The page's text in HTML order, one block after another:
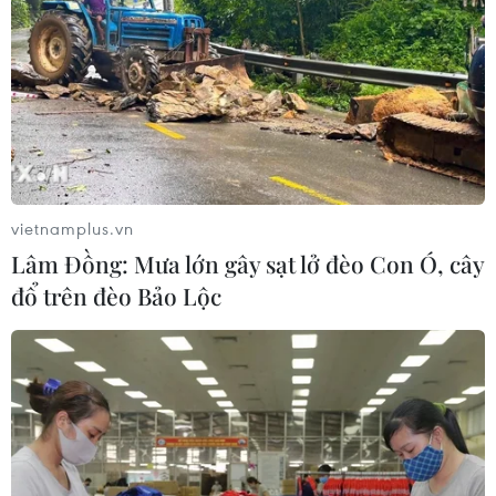
Bộ Y tế: Đưa chi phí công nghệ thông tin
vào giá dịch vụ khám chữa bệnh
09/04/2025 07:21
vietnamplus.vn
Lâm Đồng: Mưa lớn gây sạt lở đèo Con Ó, cây
đổ trên đèo Bảo Lộc